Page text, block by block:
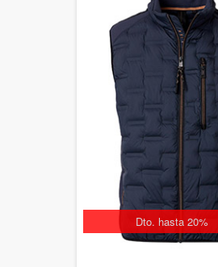
Dto. hasta 20%